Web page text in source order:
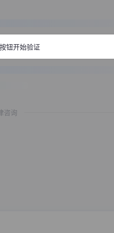
咨询
钮开始验证